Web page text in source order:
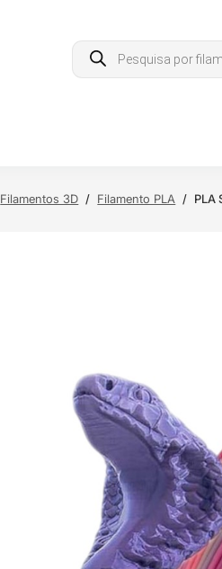
Products
search
Filamentos 3D / Filamento PLA / PLA